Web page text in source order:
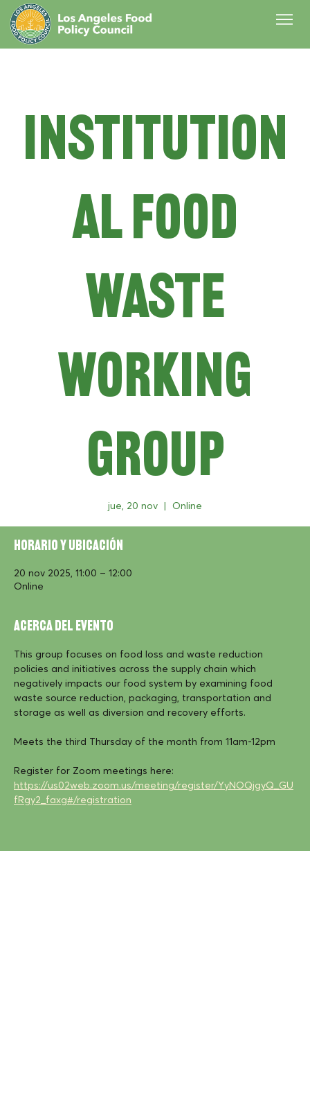
Institution
al Food
Waste
Working
Group
jue, 20 nov
  |
Online
Horario y ubicación
20 nov 2025, 11:00 – 12:00
Online
Acerca del evento
This group focuses on food loss and waste reduction
policies and initiatives across the supply chain which
negatively impacts our food system by examining food
waste source reduction, packaging, transportation and
storage as well as diversion and recovery efforts.
Meets the third Thursday of the month from 11am-12pm
Register for Zoom meetings here:
https://us02web.zoom.us/meeting/register/YyNOQjgyQ_GU
fRgy2_faxg#/registration